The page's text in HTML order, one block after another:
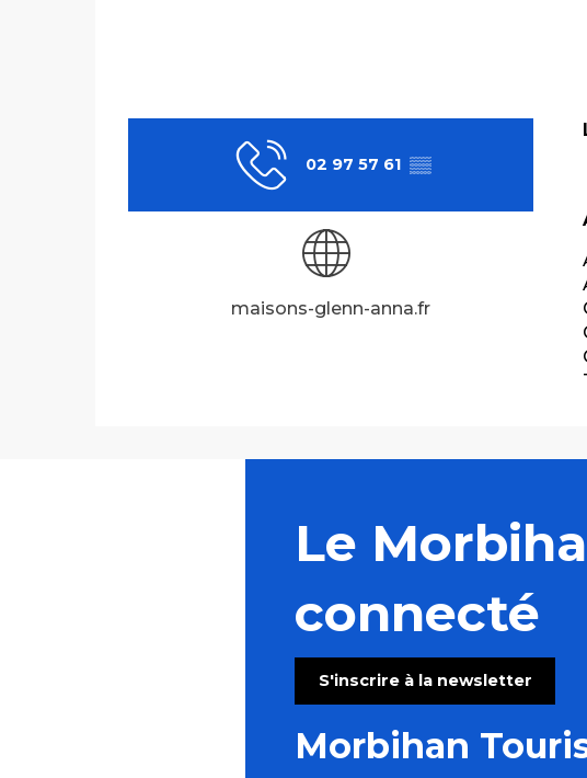
02 97 57 61 ▒▒
maisons-glenn-anna.fr
Le
connecté
S'inscrire à la newsletter
Morbihan